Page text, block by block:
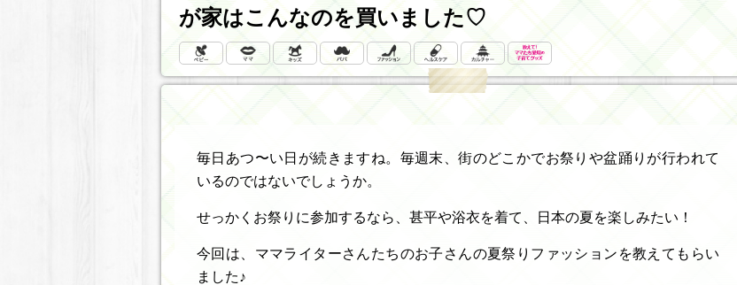
が家はこんなのを買いました♡
毎日あつ〜い日が続きますね。毎週末、街のどこかでお祭りや盆踊りが行われて
いるのではないでしょうか。
せっかくお祭りに参加するなら、甚平や浴衣を着て、日本の夏を楽しみたい！
今回は、ママライターさんたちのお子さんの夏祭りファッションを教えてもらい
ました♪